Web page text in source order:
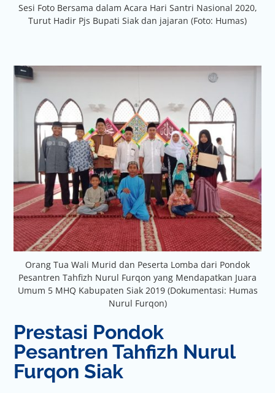
Sesi Foto Bersama dalam Acara Hari Santri Nasional 2020,
Turut Hadir Pjs Bupati Siak dan jajaran (Foto: Humas)
Orang Tua Wali Murid dan Peserta Lomba dari Pondok
Pesantren Tahfizh Nurul Furqon yang Mendapatkan Juara
Umum 5 MHQ Kabupaten Siak 2019 (Dokumentasi: Humas
Nurul Furqon)
Prestasi Pondok
Pesantren Tahfizh Nurul
Furqon Siak